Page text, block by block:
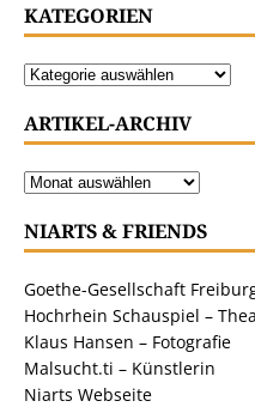
KATEGORIEN
ARTIKEL-ARCHIV
NIARTS & FRIENDS
Goethe-Gesellschaft
Hochrhein Schauspiel –
Klaus Hansen – Fotografie
Malsucht.ti – Künstlerin
Niarts Webseite